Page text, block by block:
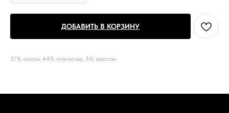
ДОБАВИТЬ В КОРЗИНУ
51% хлопок, 44% полиэстер, 5% эластан